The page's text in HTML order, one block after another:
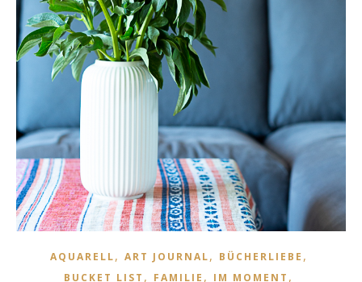
AQUARELL, ART JOURNAL, BÜCHERLIEBE ,
BUCKET LIST , FAMILIE , IM MOMENT ,